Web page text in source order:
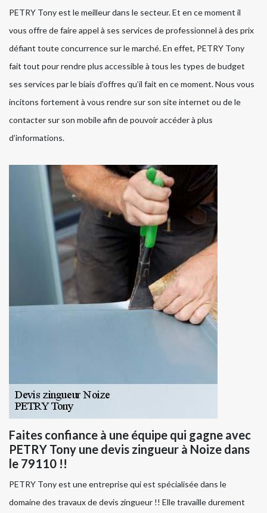
PETRY Tony est le meilleur dans le secteur. Et en ce moment il
vous offre de faire appel à ses services de professionnel à des prix
défiant toute concurrence sur le marché. En effet, PETRY Tony
fait tout pour rendre plus accessible à tous les types de budget
ses services par le biais d’offres qu’il fait en ce moment. Nous vous
incitons fortement à vous rendre sur son site internet ou de le
contacter sur son mobile afin de pouvoir accéder à plus
d’informations.
Faites confiance à une équipe qui gagne avec
PETRY Tony une devis zingueur à Noize dans
le 79110 !!
PETRY Tony est une entreprise qui est spécialisée dans le
domaine des travaux de devis zingueur !! Elle travaille durement